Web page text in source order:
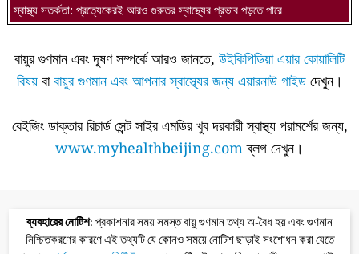
স্বাস্থ্য সতর্কতা: প্রত্যেকেরই আরও গুরুতর স্বাস্থ্যের প্রভাব পড়তে পারে
বায়ুর গুণমান এবং দূষণ সম্পর্কে আরও জানতে, উইকিপিডিয়া এয়ার কোয়ালিটি
বিষয়বাবায়ুর গুণমান এবং আপনার স্বাস্থ্যের জন্য এয়ারনাউ গাইডদেখুন।
বেইজিং ডাক্তার রিচার্ড সেন্ট সাইর এমডির খুব দরকারী স্বাস্থ্য পরামর্শের জন্য,
www.myhealthbeijing.comব্লগ দেখুন।
ব্যবহারের নোটিশ: প্রকাশনার সময় সমস্ত বায়ু গুণমান তথ্য অ-বৈধ হয় এবং গুণমান
নিশ্চিতকরণের কারণে এই তথ্যটি যে কোনও সময়ে নোটিশ ছাড়াই সংশোধন করা যেতে